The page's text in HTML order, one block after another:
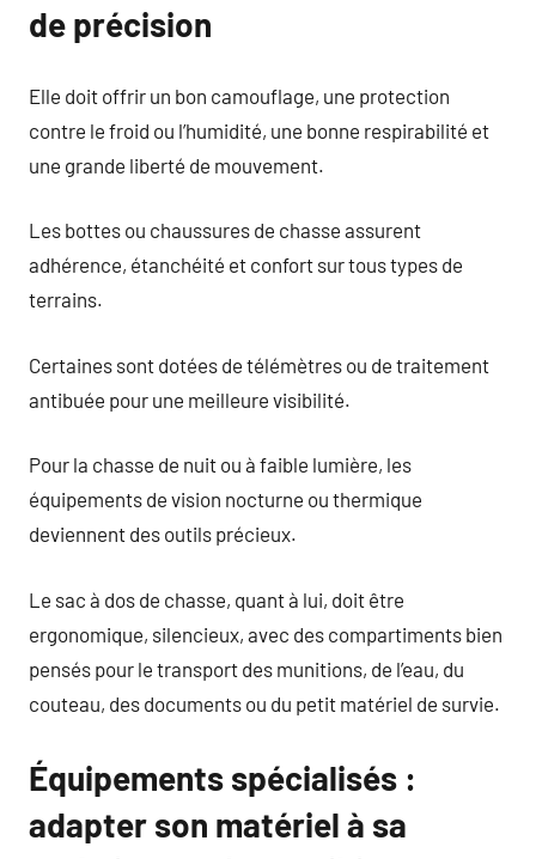
de précision
Elle doit offrir un bon camouflage, une protection
contre le froid ou l’humidité, une bonne respirabilité et
une grande liberté de mouvement.
Les bottes ou chaussures de chasse assurent
adhérence, étanchéité et confort sur tous types de
terrains.
Certaines sont dotées de télémètres ou de traitement
antibuée pour une meilleure visibilité.
Pour la chasse de nuit ou à faible lumière, les
équipements de vision nocturne ou thermique
deviennent des outils précieux.
Le sac à dos de chasse, quant à lui, doit être
ergonomique, silencieux, avec des compartiments bien
pensés pour le transport des munitions, de l’eau, du
couteau, des documents ou du petit matériel de survie.
Équipements spécialisés :
adapter son matériel à sa